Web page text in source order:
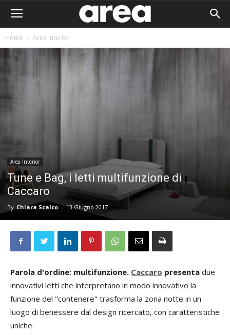
Home Area Interior
Area Interior
Tune e Bag, i letti multifunzione di
Caccaro
By Chiara Scalco - 13 Giugno 2017
Parola d'ordine: multifunzione. Caccaro presenta due
innovativi letti che interpretano in modo innovativo la
funzione del "contenere" trasforma la zona notte in un
luogo di benessere dal design ricercato, con caratteristiche
uniche.